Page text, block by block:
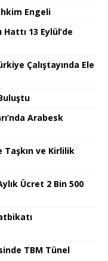
Engeli
13 Eylül’de
Çalıştayında Ele
Arabesk
Taşkın ve Kirlilik
Ücret 2 Bin 500
TBM Tünel